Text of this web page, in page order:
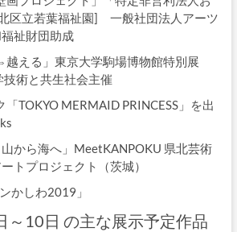
区立若葉福祉園] 一般社団法人アーツ
祉財団助成
える」東京大学駒場博物館特別展
学技術と共生社会主催
TOKYO MERMAID PRINCESS」を出
から海へ」MeetKANPOKU 県北芸術
トプロジェクト（茨城）
かしわ2019」
～10日 の主な展示予定作品